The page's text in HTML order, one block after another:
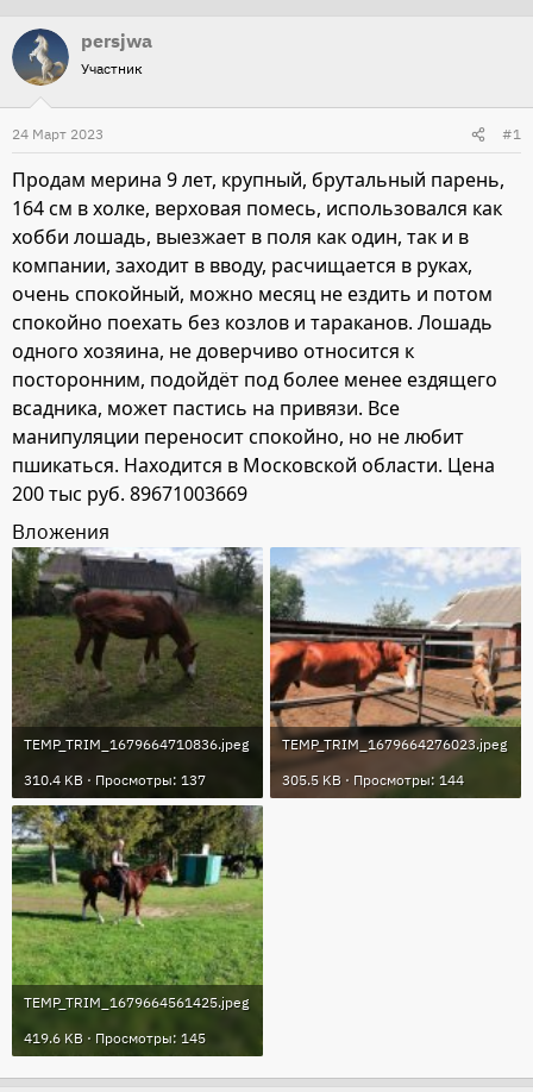
т
о
р
т
е
ы
а
а
persjwa
Участник
24 Март 2023 #1
Продам мерина 9 лет, крупный, брутальный парень,
164 см в холке, верховая помесь, использовался как
хобби лошадь, выезжает в поля как один, так и в
компании, заходит в вводу, расчищается в руках,
очень спокойный, можно месяц не ездить и потом
спокойно поехать без козлов и тараканов. Лошадь
одного хозяина, не доверчиво относится к
посторонним, подойдёт под более менее ездящего
всадника, может пастись на привязи. Все
манипуляции переносит спокойно, но не любит
пшикаться. Находится в Московской области. Цена
200 тыс руб. 89671003669
Вложения
TEMP_TRIM_1679664710836.jpeg
310.4 KB · Просмотры: 137
TEMP_TRIM_1679664276023.jpeg
305.5 KB · Просмотры: 144
TEMP_TRIM_1679664561425.jpeg
419.6 KB · Просмотры: 145